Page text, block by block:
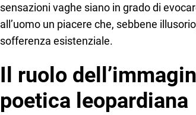
sensazioni vaghe siano in grado di
all’uomo un piacere che, sebbene
sofferenza esistenziale.
Il ruolo
poetica leopardiana